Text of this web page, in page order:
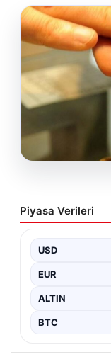
05.08.2026
Altın
fiyatları ne
fiyatları
Piyasa Verileri
USD
EUR
ALTIN
BTC